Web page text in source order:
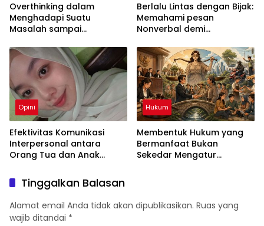
Overthinking dalam
Menghadapi Suatu
Masalah sampai
yang Berlebihan
Berlalu Lintas dengan Bijak:
Memahami pesan
Nonverbal demi
Opini
Efektivitas Komunikasi
Interpersonal antara
Orang Tua dan Anak
Keharmonisan Keluarga
Hukum
Membentuk Hukum yang
Bermanfaat Bukan
Sekedar Mengatur
Tinggalkan Balasan
Alamat email Anda tidak akan dipublikasikan. Ruas yang
wajib ditandai *